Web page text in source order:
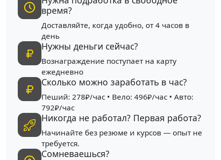
время?
Доставляйте, когда удобно, от 4 часов в
день
Нужны деньги сейчас?
Вознаграждение поступает на карту
ежедневно
Сколько можно заработать в час?
Пеший: 278₽/час • Вело: 496₽/час • Авто:
792₽/час
Никогда не работал? Первая работа?
Начинайте без резюме и курсов — опыт не
требуется.
Сомневаешься?